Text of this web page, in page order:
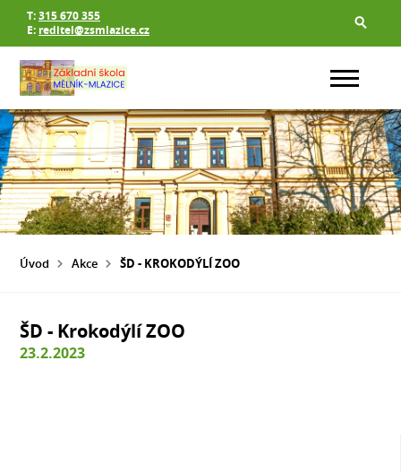
T:315 670 355
E: reditel@zsmlazice.cz
Úvod Akce ŠD - KROKODÝLÍ ZOO
ŠD - Krokodýlí ZOO
23.2.2023